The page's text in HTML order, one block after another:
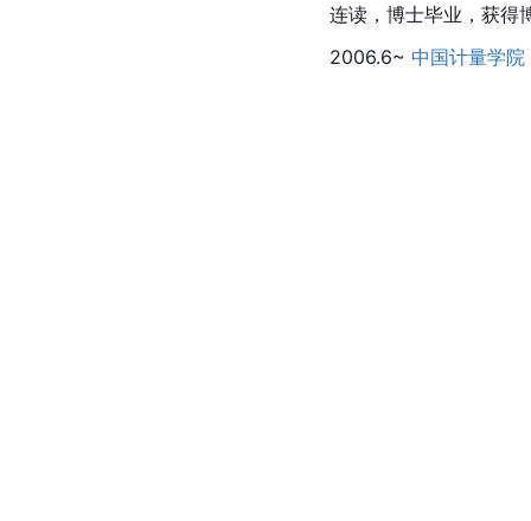
连读，博士毕业，获得
2006.6~ 中国计量学院